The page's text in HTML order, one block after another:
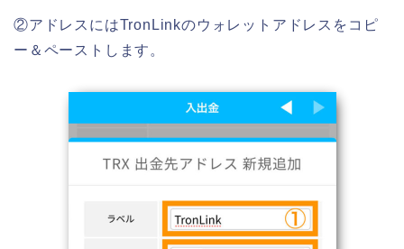
②アドレスにはTronLinkのウォレットアドレスをコピ
ー＆ペーストします。